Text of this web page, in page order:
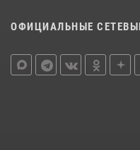
ОФИЦИАЛЬНЫЕ